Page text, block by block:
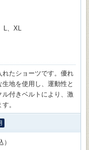
L、XL
たショーツです。優れ
地を使用し、運動性と
付きベルトにより、激
。